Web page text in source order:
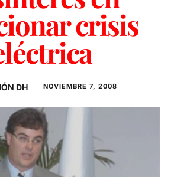
crisis
DH NOVIEMBRE 7, 2008